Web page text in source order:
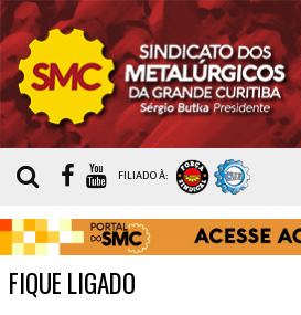
FILIADO À:
FIQUE LIGADO